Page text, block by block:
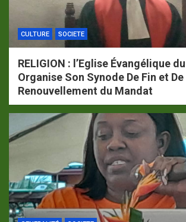
CULTURE SOCIETE
RELIGION : l’Eglise Évangélique
Organise Son Synode De Fin et De
Renouvellement du Mandat